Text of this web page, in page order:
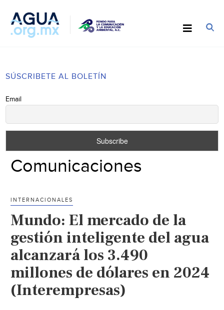
SÚSCRIBETE AL BOLETÍN
Email
Comunicaciones
INTERNACIONALES
Mundo: El mercado de la
gestión inteligente del agua
alcanzará los 3.490
millones de dólares en 2024
(Interempresas)